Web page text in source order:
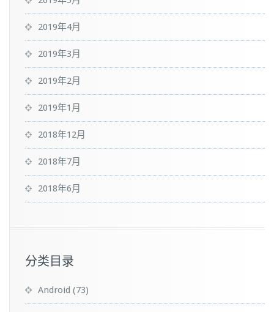
2019年4月
2019年3月
2019年2月
2019年1月
2018年12月
2018年7月
2018年6月
分类目录
Android (73)